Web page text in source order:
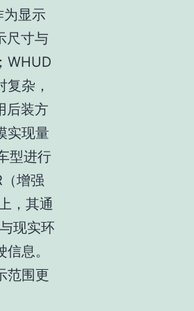
为显示
尺寸与
WHUD
杂，
后装方
实现量
型进行
增强
，其通
现实环
息。
范围更